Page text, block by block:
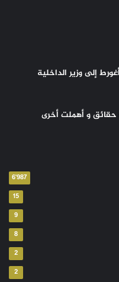
إلى وزير الداخلية
حقائق و أهملت أخرى
6٬987
15
9
8
2
2